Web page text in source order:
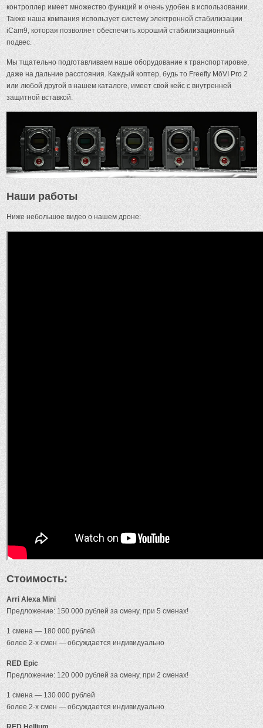
контроллер имеет множество функций и очень удобен в использовании.
Также наша компания использует систему электронной стабилизации
iCam9, которая позволяет обеспечить хороший стабилизационный
подвес.
Мы тщательно подготавливаем наше оборудование к транспортировке,
даже на дальние расстояния. Каждый коптер, будь то Freefly MōVI Pro 2
или любой другой в нашем каталоге, имеет свой кейс с внутренней
защитной вставкой.
Наши работы
Ниже небольшое видео о нашем дроне:
Стоимость:
Arri Alexa Mini
Предложение: 150 000 рублей за смену, при 5 сменах!
1 смена — 180 000 рублей
более 2-х смен — обсуждается индивидуально
RED Epic
Предложение: 120 000 рублей за смену, при 2 сменах!
1 смена — 130 000 рублей
более 2-х смен — обсуждается индивидуально